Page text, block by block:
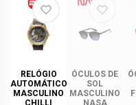
RELÓGIO
AUTOMÁTICO
MASCULINO
ÓCULOS DE
SOL
MASCULINO